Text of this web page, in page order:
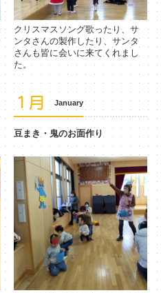
クリスマスソング歌ったり、サ
ンタさんの製作したり、サンタ
さんも皆に会いに来てくれまし
た。
１月 January
豆まき・鬼のお面作り